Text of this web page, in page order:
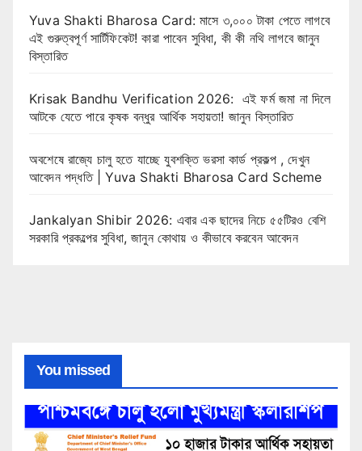
Yuva Shakti Bharosa Card: মাসে ৩,০০০ টাকা পেতে লাগবে
এই গুরুত্বপূর্ণ সার্টিফিকেট! কারা পাবেন সুবিধা, কী কী নথি লাগবে জানুন
বিস্তারিত
Krisak Bandhu Verification 2026: এই ফর্ম জমা না দিলে
আটকে যেতে পারে কৃষক বন্ধুর আর্থিক সহায়তা! জানুন বিস্তারিত
অবশেষে রাজ্যে চালু হতে যাচ্ছে যুবশক্তি ভরসা কার্ড প্রকল্প , দেখুন
আবেদন পদ্ধতি | Yuva Shakti Bharosa Card Scheme
Jankalyan Shibir 2026: এবার এক ছাদের নিচে ৫৫টিরও বেশি
সরকারি প্রকল্পের সুবিধা, জানুন কোথায় ও কীভাবে করবেন আবেদন
You missed